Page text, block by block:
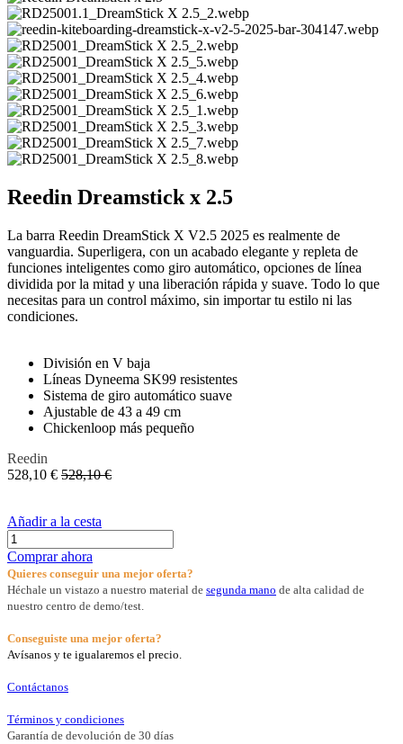
Reedin Dreamstick x 2.5
La barra Reedin DreamStick X V2.5 2025 es realmente de
vanguardia. Superligera, con un acabado elegante y repleta de
funciones inteligentes como giro automático, opciones de línea
dividida por la mitad y una liberación rápida y suave. Todo lo que
necesitas para un control máximo, sin importar tu estilo ni las
condiciones.
División en V baja
Líneas Dyneema SK99 resistentes
Sistema de giro automático suave
Ajustable de 43 a 49 cm
Chickenloop más pequeño
Reedin
528,10 € 528,10€
Añadir a la cesta
Comprar ahora
Quieres conseguir una mejor oferta?
Héchale un vistazo a nuestro material de segunda mano de alta calidad de
nuestro centro de demo/test.
Conseguiste una mejor oferta?
Avísanos y te igualaremos el precio.
Contáctanos
Términos y condiciones
Garantía de devolución de 30 días